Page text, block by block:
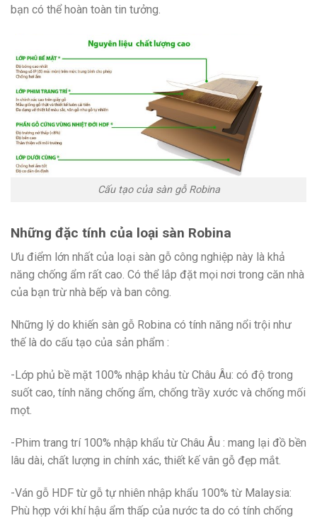
bạn có thể hoàn toàn tin tưởng.
Cấu tạo của sàn gỗ Robina
Những đặc tính của loại sàn Robina
Ưu điểm lớn nhất của loại sàn gỗ công nghiệp này là khả
năng chống ẩm rất cao. Có thể lắp đặt mọi nơi trong căn nhà
của bạn trừ nhà bếp và ban công.
Những lý do khiến sàn gỗ Robina có tính năng nổi trội như
thế là do cấu tạo của sản phẩm :
-Lớp phủ bề mặt 100% nhập khảu từ Châu Âu: có độ trong
suốt cao, tính năng chống ẩm, chống trầy xước và chống mối
mọt.
-Phim trang trí 100% nhập khẩu từ Châu Âu : mang lại đồ bền
lâu dài, chất lượng in chính xác, thiết kế vân gỗ đẹp mắt.
-Ván gỗ HDF từ gỗ tự nhiên nhập khẩu 100% từ Malaysia:
Phù hợp với khí hậu ẩm thấp của nước ta do có tính chống